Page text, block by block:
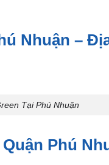
Nhuận –
Tại Phú Nhuận
Phú